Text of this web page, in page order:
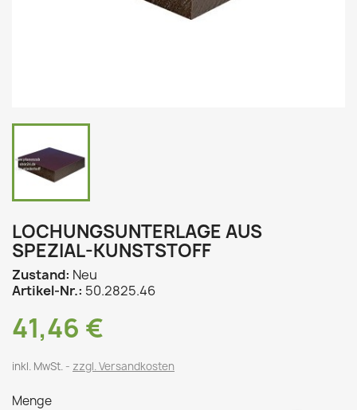
LOCHUNGSUNTERLAGE AUS
SPEZIAL-KUNSTSTOFF
Zustand: Neu
Artikel-Nr.: 50.2825.46
41,46 €
inkl. MwSt. zzgl. Versandkosten
Menge